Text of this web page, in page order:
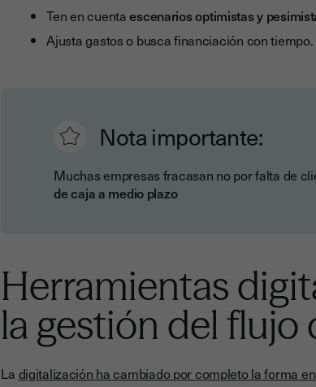
Ten en cuentaescenarios optimistas y
Ajusta gastos o busca financiación con tiempo.
Nota importante:
Muchas empresas fracasan no por falta de
de caja a medio plazo
Herramientas
la gestión del flujo
La digitalización ha cambiado por completo la forma